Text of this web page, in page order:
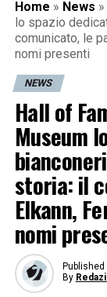
Home » News »
lo spazio
comunicato, le
nomi presenti
NEWS
Hall of
Museum
storia: il
Elkann,
nomi
Published
By